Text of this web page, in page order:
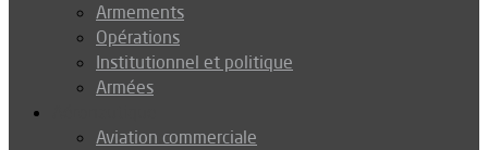
Armements
Opérations
Institutionnel et politique
Armées
Aviation commerciale